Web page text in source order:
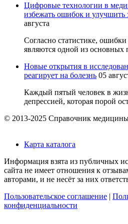
Цифровые технологии в
избежать ошибок и улучшить
августа
Согласно статистике, ошибки
являются одной из основных
Новые открытия в
реагирует на болезнь 05
Каждый пятый человек в
депрессией, которая порой
© 2013-2025 Справочник
Карта каталога
Информация взята из публичных
сайта не имеет отношения к
авторами, и не несёт за них
Пользовательское соглашение |
конфиденциальности